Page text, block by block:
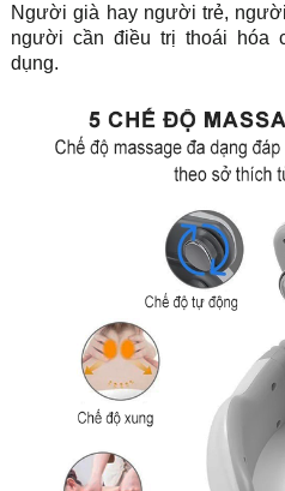
Người già hay người trẻ,
người cần điều trị thoái hóa
dụng.